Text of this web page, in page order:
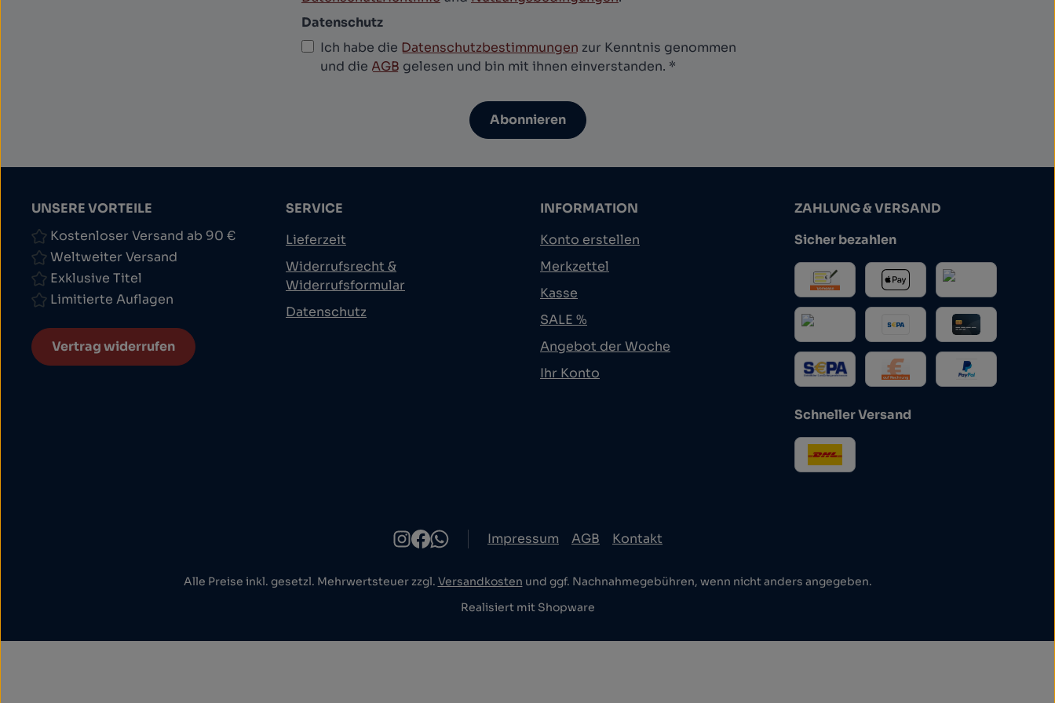
Datenschutz
Ich habe die Datenschutzbestimmungen zur Kenntnis genommen
und die AGB gelesen und bin mit ihnen einverstanden. *
Abonnieren
UNSERE VORTEILE
Kostenloser Versand ab 90 €
Weltweiter Versand
Exklusive Titel
Limitierte Auflagen
Vertrag widerrufen
SERVICE
Lieferzeit
Widerrufsrecht &
Widerrufsformular
Datenschutz
INFORMATION
Konto erstellen
Merkzettel
Kasse
SALE %
Angebot der Woche
Ihr Konto
ZAHLUNG & VERSAND
Sicher bezahlen
Schneller Versand
Impressum AGB Kontakt
Alle Preise inkl. gesetzl. Mehrwertsteuer zzgl. Versandkosten und ggf. Nachnahmegebühren, wenn nicht anders angegeben.
Realisiert mit Shopware